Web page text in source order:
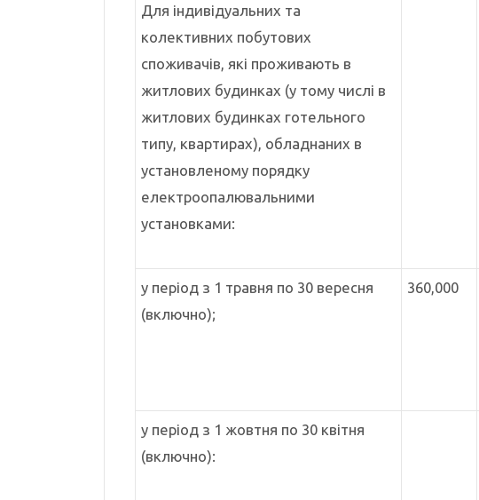
Для індивідуальних та
колективних побутових
споживачів, які проживають в
житлових будинках (у тому числі в
житлових будинках готельного
типу, квартирах), обладнаних в
установленому порядку
електроопалювальними
установками:
у період з 1 травня по 30 вересня
(включно);
360,000
у період з 1 жовтня по 30 квітня
(включно):